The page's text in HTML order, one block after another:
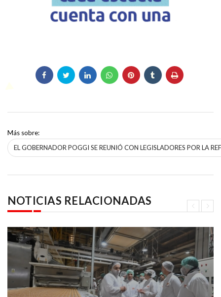
Más sobre:
EL GOBERNADOR POGGI SE REUNIÓ CON LEGISLADORES POR LA
NOTICIAS RELACIONADAS